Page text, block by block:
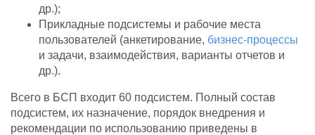
др.);
Прикладные подсистемы и рабочие места
пользователей (анкетирование, бизнес-процессы
и задачи, взаимодействия, варианты отчетов и
др.).
Всего в БСП входит 60 подсистем. Полный состав
подсистем, их назначение, порядок внедрения и
рекомендации по использованию приведены в